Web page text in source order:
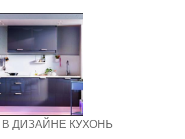
ДИЗАЙНЕ КУХОНЬ